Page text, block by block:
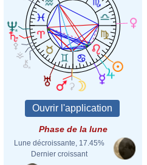
Phase de la lune
Lune décroissante, 17.45%
Dernier croissant